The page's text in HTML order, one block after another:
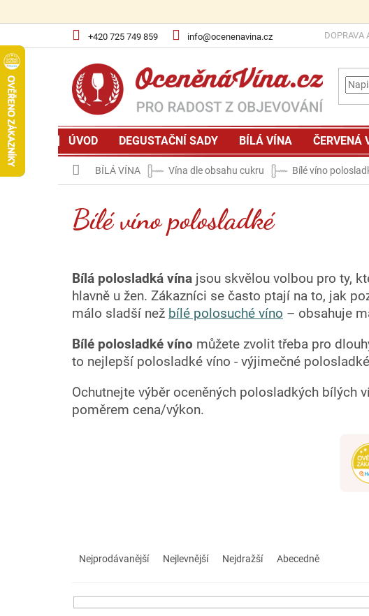
+420 725 749 859 info@ocenenavina.cz DOPRAVA
ÚVOD DEGUSTAČNÍ SADY BÍLÁ VÍNA ČERVENÁ
Domů
BÍLÁ VÍNA Vína dle obsahu cukru Bílé víno
Bílé víno polosladké
Bílá polosladká vína jsou skvělou volbou pro ty,
hlavně u žen. Zákazníci se často ptají na to, jak
málo sladší než bílé polosuché víno – obsahuje
Bílé polosladké víno můžete zvolit třeba pro
to nejlepší polosladké víno - výjimečné
Ochutnejte výběr oceněných polosladkých bílých
poměrem cena/výkon.
n
Nejprodávanější Nejlevnější Nejdražší Abecedně